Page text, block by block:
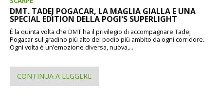
DMT. TADEJ POGACAR, LA MAGLIA GIALLA E UNA
SPECIAL EDITION DELLA POGI'S SUPERLIGHT
È la quinta volta che DMT ha il privilegio di accompagnare Tadej
Pogacar sul gradino più alto del podio più ambito da ogni corridore.
Ogni volta è un’emozione diversa, nuova,...
CONTINUA A LEGGERE